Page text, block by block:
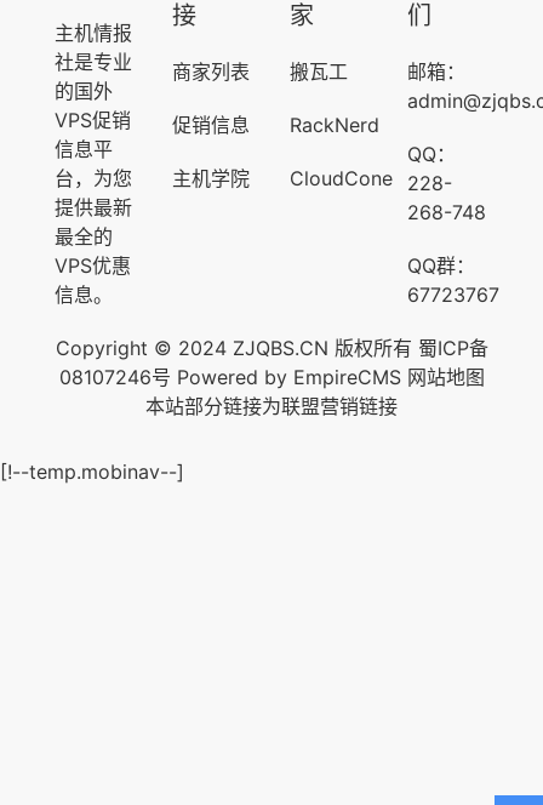
主机情报
社是专业
的国外
VPS促销
信息平
台，为您
提供最新
最全的
VPS优惠
信息。
接
商家列表
促销信息
主机学院
家
搬瓦工
RackNerd
CloudCone
们
邮箱：
QQ：
228-
268-748
QQ群：
67723767
Copyright © 2024 ZJQBS.CN 版权所有 蜀ICP备
08107246号 Powered by EmpireCMS 网站地图
本站部分链接为联盟营销链接
[!--temp.mobinav--]